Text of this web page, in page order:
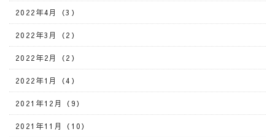
2022年4月（3）
2022年3月（2）
2022年2月（2）
2022年1月（4）
2021年12月（9）
2021年11月（10）